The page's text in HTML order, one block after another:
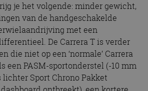
je het volgende: minder gewicht,
van de handgeschakelde
met een
De Carrera T is verder
die niet op een ‘normale’ Carrera
een PASM-sportonderstel (-10 mm
Sport Chrono Pakket